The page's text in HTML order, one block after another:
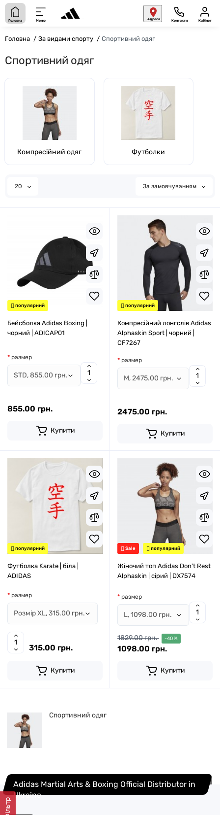
Головна Меню Адреса Контакти Кабінет
Головна За видами спорту Спортивний одяг
Фільтр
Спортивний одяг
Компресійний одяг Футболки
20 За замовчуванням
популярний
Бейсболка Adidas Boxing |
чорний | ADICAP01
размер
855.00 грн.
Купити
популярний
Компресійний лонгслів Adidas
Alphaskin Sport | чорний |
CF7267
размер
2475.00 грн.
Купити
популярний
Футболка Karate | біла |
ADIDAS
размер
315.00 грн.
Купити
Sale популярний
Жіночий топ Adidas Don't Rest
Alphaskin | сірий | DX7574
размер
1829.00 грн. -40 %
1098.00 грн.
Купити
Спортивний одяг
Adidas Martial Arts & Boxing Official Distributor in
Ukraine